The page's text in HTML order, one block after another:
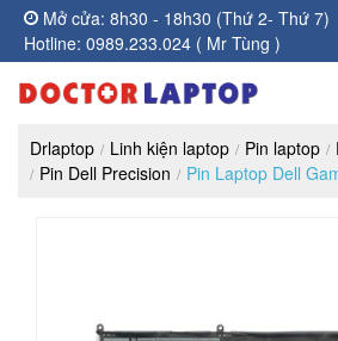
Mở cửa: 8h30 - 18h30 (Thứ 2- Thứ 7)
Hotline: 0989.233.024 ( Mr Tùng )
Drlaptop Linh kiện laptop Pin laptop
Pin Dell Precision
Pin Laptop Dell